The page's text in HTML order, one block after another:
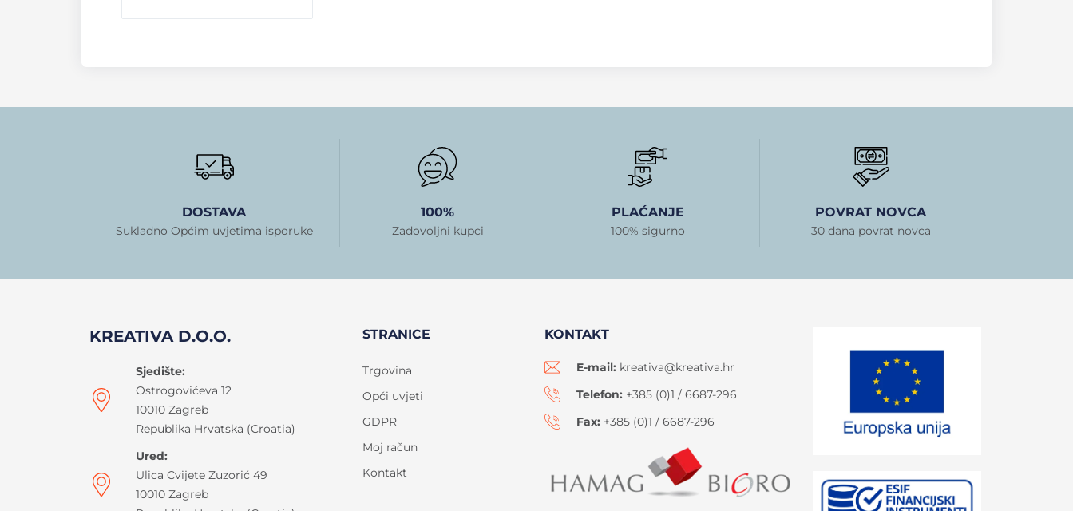
DOSTAVA
Sukladno Općim uvjetima isporuke
100%
Zadovoljni kupci
PLAĆANJE
100% sigurno
POVRAT NOVCA
30 dana povrat novca
KREATIVA D.O.O.
Sjedište:
Ostrogovićeva 12
10010 Zagreb
Republika Hrvatska (Croatia)
Ured:
Ulica Cvijete Zuzorić 49
10010 Zagreb
STRANICE
Trgovina
Opći uvjeti
GDPR
Moj račun
Kontakt
KONTAKT
E-mail: kreativa@kreativa.hr
Telefon: +385 (0)1 / 6687-296
Fax: +385 (0)1 / 6687-296